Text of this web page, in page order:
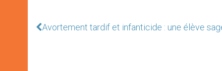
Avortement tardif et infanticide : une élève